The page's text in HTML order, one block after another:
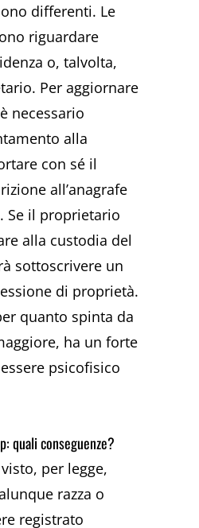
differenti. Le
riguardare
o, talvolta,
Per aggiornare
necessario
alla
con sé il
all’anagrafe
Se il proprietario
alla custodia del
sottoscrivere un
di proprietà.
quanto spinta da
ha un forte
psicofisico
quali conseguenze?
per legge,
razza o
registrato